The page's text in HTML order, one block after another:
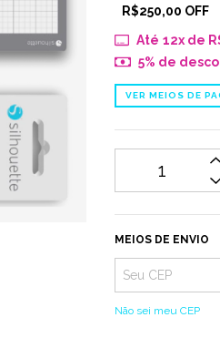
R$250,00 OFF
12x de
5% de
VER MEIOS DE
MEIOS DE ENVIO
Não sei meu CEP